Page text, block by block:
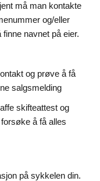
må man kontakte
og/eller
navnet på eier.
og prøve å få
salgsmelding
skifteattest og
å få alles
på sykkelen din.